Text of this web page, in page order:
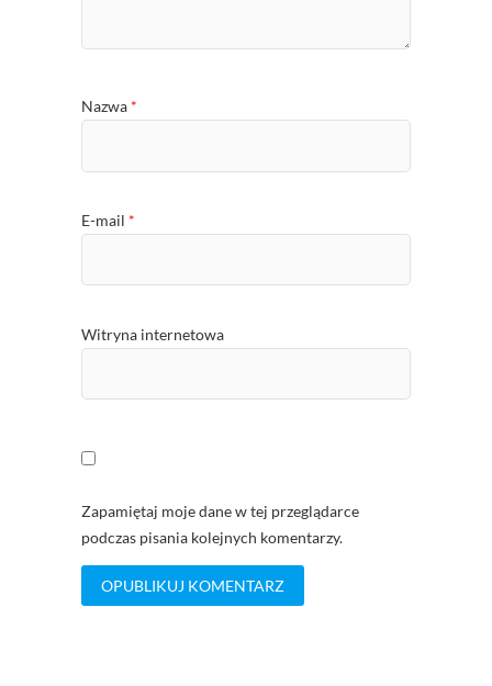
Nazwa *
E-mail *
Witryna internetowa
Zapamiętaj moje dane w tej przeglądarce
podczas pisania kolejnych komentarzy.